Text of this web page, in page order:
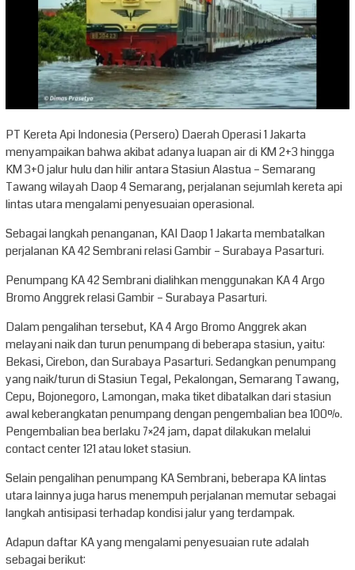
PT Kereta Api Indonesia (Persero) Daerah Operasi 1 Jakarta
menyampaikan bahwa akibat adanya luapan air di KM 2+3 hingga
KM 3+0 jalur hulu dan hilir antara Stasiun Alastua – Semarang
Tawang wilayah Daop 4 Semarang, perjalanan sejumlah kereta api
lintas utara mengalami penyesuaian operasional.
Sebagai langkah penanganan, KAI Daop 1 Jakarta membatalkan
perjalanan KA 42 Sembrani relasi Gambir – Surabaya Pasarturi.
Penumpang KA 42 Sembrani dialihkan menggunakan KA 4 Argo
Bromo Anggrek relasi Gambir – Surabaya Pasarturi.
Dalam pengalihan tersebut, KA 4 Argo Bromo Anggrek akan
melayani naik dan turun penumpang di beberapa stasiun, yaitu:
Bekasi, Cirebon, dan Surabaya Pasarturi. Sedangkan penumpang
yang naik/turun di Stasiun Tegal, Pekalongan, Semarang Tawang,
Cepu, Bojonegoro, Lamongan, maka tiket dibatalkan dari stasiun
awal keberangkatan penumpang dengan pengembalian bea 100%.
Pengembalian bea berlaku 7×24 jam, dapat dilakukan melalui
contact center 121 atau loket stasiun.
Selain pengalihan penumpang KA Sembrani, beberapa KA lintas
utara lainnya juga harus menempuh perjalanan memutar sebagai
langkah antisipasi terhadap kondisi jalur yang terdampak.
Adapun daftar KA yang mengalami penyesuaian rute adalah
sebagai berikut: